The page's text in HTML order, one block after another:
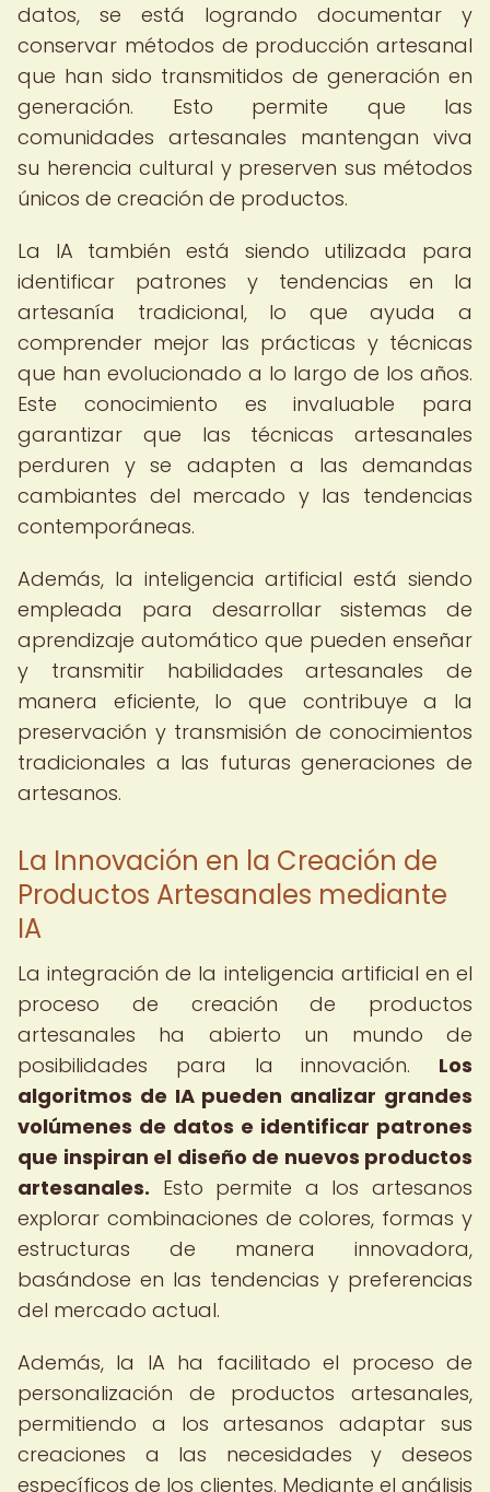
datos, se está logrando documentar y
conservar métodos de producción artesanal
que han sido transmitidos de generación en
generación. Esto permite que las
comunidades artesanales mantengan viva
su herencia cultural y preserven sus métodos
únicos de creación de productos.
La IA también está siendo utilizada para
identificar patrones y tendencias en la
artesanía tradicional, lo que ayuda a
comprender mejor las prácticas y técnicas
que han evolucionado a lo largo de los años.
Este conocimiento es invaluable para
garantizar que las técnicas artesanales
perduren y se adapten a las demandas
cambiantes del mercado y las tendencias
contemporáneas.
Además, la inteligencia artificial está siendo
empleada para desarrollar sistemas de
aprendizaje automático que pueden enseñar
y transmitir habilidades artesanales de
manera eficiente, lo que contribuye a la
preservación y transmisión de conocimientos
tradicionales a las futuras generaciones de
artesanos.
La Innovación en la Creación de
Productos Artesanales mediante
IA
La integración de la inteligencia artificial en el
proceso de creación de productos
artesanales ha abierto un mundo de
posibilidades para la innovación. Los
algoritmos de IA pueden analizar grandes
volúmenes de datos e identificar patrones
que inspiran el diseño de nuevos productos
artesanales. Esto permite a los artesanos
explorar combinaciones de colores, formas y
estructuras de manera innovadora,
basándose en las tendencias y preferencias
del mercado actual.
Además, la IA ha facilitado el proceso de
personalización de productos artesanales,
permitiendo a los artesanos adaptar sus
creaciones a las necesidades y deseos
específicos de los clientes. Mediante el análisis